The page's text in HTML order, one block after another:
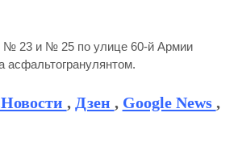
№ 23 и № 25 по улице 60-й Армии
асфальтогранулянтом.
, Дзен , Google News ,